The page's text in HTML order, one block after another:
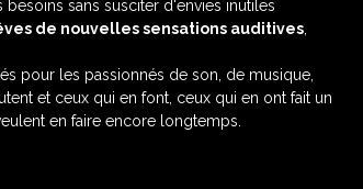
besoins sans susciter d'envies inutiles
de nouvelles sensations auditives
pour les passionnés de son, de musique,
et ceux qui en font, ceux qui en ont fait un
en faire encore longtemps.